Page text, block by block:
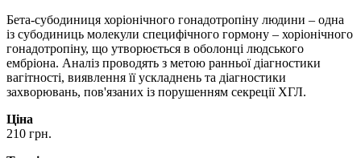
Бета-субодиниця хоріонічного гонадотропіну людини – одна
із субодиниць молекули специфічного гормону – хоріонічного
гонадотропіну, що утворюється в оболонці людського
ембріона. Аналіз проводять з метою ранньої діагностики
вагітності, виявлення її ускладнень та діагностики
захворювань, пов'язаних із порушенням секреції ХГЛ.
Ціна
210 грн.